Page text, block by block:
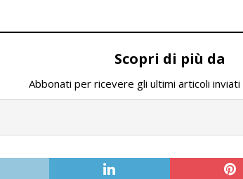
Scopri di più da
Abbonati per ricevere gli ultimi articoli inviati